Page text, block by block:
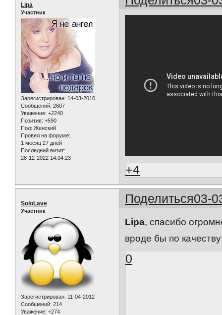
Lipa
Участник
Зарегистрирован: 14-03-2010
Сообщений: 2607
Уважение: +2240
Позитив: +590
Пол: Женский
Провел на форуме:
1 месяц 27 дней
Последний визит:
28-12-2022 14:04:23
+4
Поделиться03-
SoloLave
Участник
Зарегистрирован: 11-04-2012
Сообщений: 214
Уважение: +274
Lipa, cпасибо
вроде бы по
0